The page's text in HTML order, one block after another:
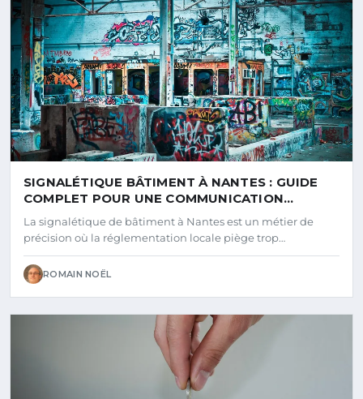
SIGNALÉTIQUE BÂTIMENT À NANTES : GUIDE
COMPLET POUR UNE COMMUNICATION
VISUELLE EFFICACE
La signalétique de bâtiment à Nantes est un métier de
précision où la réglementation locale piège trop…
ROMAIN NOËL